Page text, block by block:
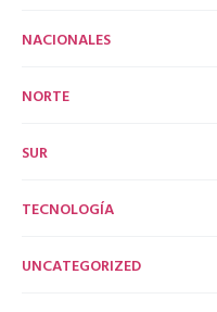
NACIONALES
NORTE
SUR
TECNOLOGÍA
UNCATEGORIZED